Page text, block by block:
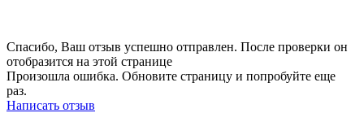
Спасибо, Ваш отзыв успешно отправлен. После проверки он
отобразится на этой странице
Произошла ошибка. Обновите страницу и попробуйте еще
раз.
Написать отзыв